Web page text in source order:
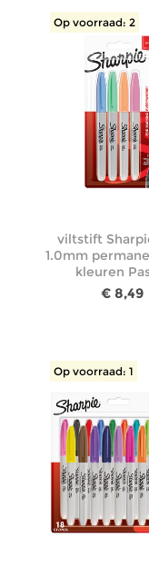
Op voorraad: 2
viltstift
1.0mm
kleuren
€ 8,49
Op voorraad: 1